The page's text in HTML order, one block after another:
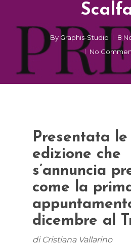
By Graphis-Studio
8
No
Presentata le
edizione che
s’annuncia
come la
dicembre al
di Cristiana Vallarino